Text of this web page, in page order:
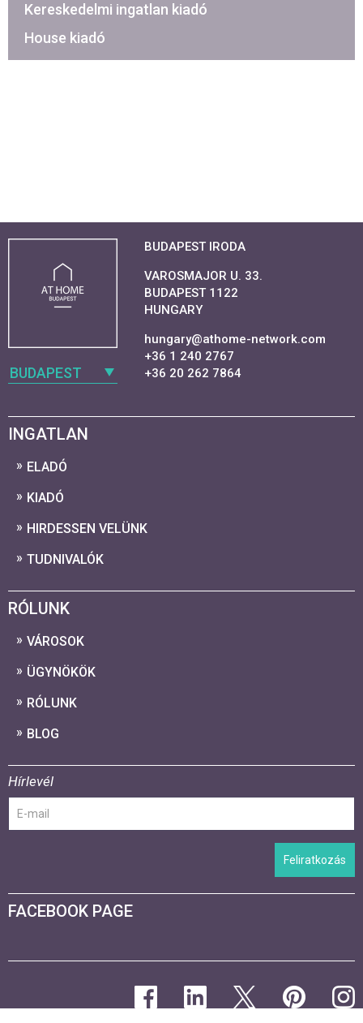
Kereskedelmi ingatlan kiadó
House kiadó
BUDAPEST
BUDAPEST IRODA
VAROSMAJOR U. 33.
BUDAPEST 1122
HUNGARY
hungary@athome-network.com
+36 1 240 2767
+36 20 262 7864
INGATLAN
ELADÓ
KIADÓ
HIRDESSEN VELÜNK
TUDNIVALÓK
RÓLUNK
VÁROSOK
ÜGYNÖKÖK
RÓLUNK
BLOG
Hírlevél
Feliratkozás
FACEBOOK PAGE